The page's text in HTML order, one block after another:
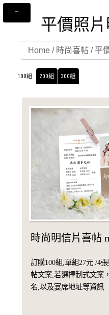
平價照
Home/ 時尚喜帖/平
100組 200組 300組
時尚明信片喜帖
訂購100組,單組27元 /4
帖文案,若選擇制式文案
名,以及宴席地址等資訊